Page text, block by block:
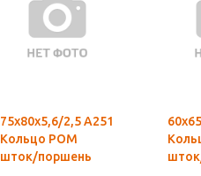
75х80х5,6/2,5 А251
Кольцо POM
шток/поршень